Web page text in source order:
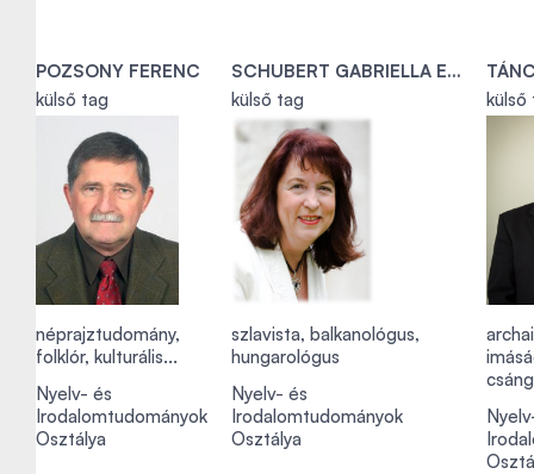
POZSONY FERENC
külső tag
néprajztudomány,
folklór, kulturális...
Nyelv- és
Irodalomtudományok
Osztálya
SCHUBERT GABRIELLA ERZSÉBET KATALIN
külső tag
szlavista, balkanológus,
hungarológus
Nyelv- és
Irodalomtudományok
Osztálya
külső